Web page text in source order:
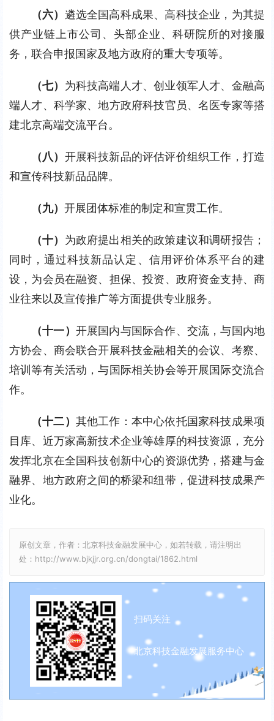
（六） 遴选全国高科成果、高科技企业，为其提
供产业链上市公司、头部企业、科研院所的对接服
务，联合申报国家及地方政府的重大专项等。
（七） 为科技高端人才、创业领军人才、金融高
端人才、科学家、地方政府科技官员、名医专家等搭
建北京高端交流平台。
（八） 开展科技新品的评估评价组织工作，打造
和宣传科技新品品牌。
（九） 开展团体标准的制定和宣贯工作。
（十） 为政府提出相关的政策建议和调研报告；
同时，通过科技新品认定、信用评价体系平台的建
设，为会员在融资、担保、投资、政府资金支持、商
业往来以及宣传推广等方面提供专业服务。
（十一） 开展国内与国际合作、交流，与国内地
方协会、商会联合开展科技金融相关的会议、考察、
培训等有关活动，与国际相关协会等开展国际交流合
作。
（十二） 其他工作：本中心依托国家科技成果项
目库、近万家高新技术企业等雄厚的科技资源，充分
发挥北京在全国科技创新中心的资源优势，搭建与金
融界、地方政府之间的桥梁和纽带，促进科技成果产
业化。
原创文章，作者：北京科技金融发展中心，如若转载，请注明出
处：http://www.bjkjjr.org.cn/dongtai/1862.html
扫码关注
北京科技金融发展服务中心